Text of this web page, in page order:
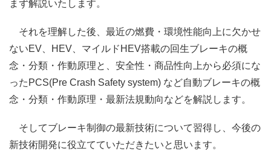
まず解説いたします。
それを理解した後、最近の燃費・環境性能向上に欠かせ
ないEV、HEV、マイルドHEV搭載の回生ブレーキの概
念・分類・作動原理と、安全性・商品性向上から必須にな
ったPCS(Pre Crash Safety system) など自動ブレーキの概
念・分類・作動原理・最新法規動向などを解説します。
そしてブレーキ制御の最新技術について習得し、今後の
新技術開発に役立てていただきたいと思います。